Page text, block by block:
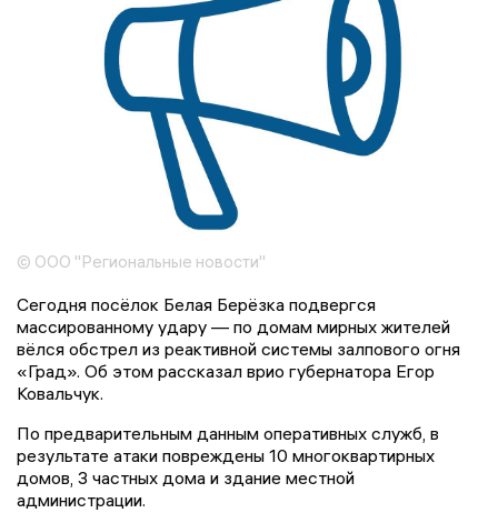
© ООО "Региональные новости"
Сегодня посёлок Белая Берёзка подвергся
массированному удару — по домам мирных жителей
вёлся обстрел из реактивной системы залпового огня
«Град». Об этом рассказал врио губернатора Егор
Ковальчук.
По предварительным данным оперативных служб, в
результате атаки повреждены 10 многоквартирных
домов, 3 частных дома и здание местной
администрации.